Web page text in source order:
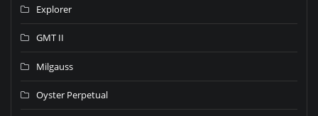
Explorer
GMT II
Milgauss
Oyster Perpetual